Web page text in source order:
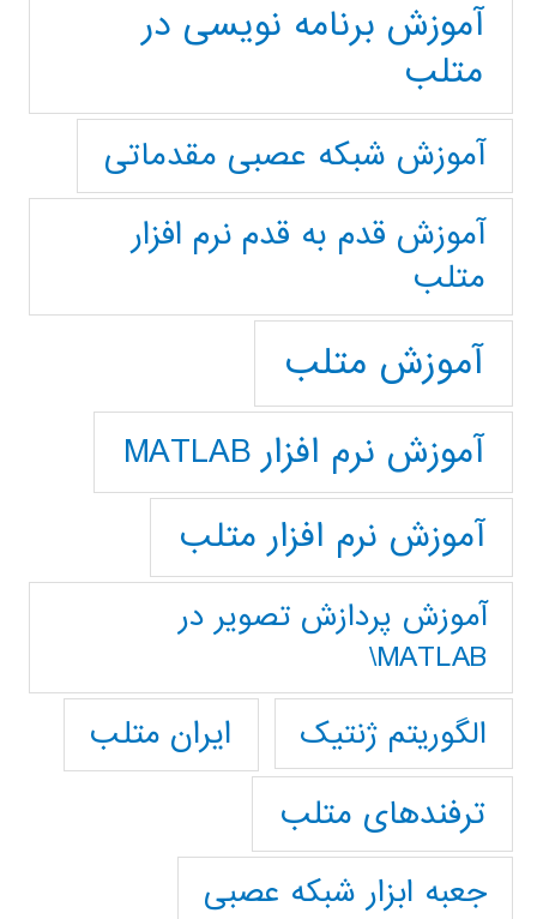
آموزش برنامه نویسی در
متلب
آموزش شبکه عصبی مقدماتی
آموزش قدم به قدم نرم افزار
متلب
آموزش متلب
آموزش نرم افزار MATLAB
آموزش نرم افزار متلب
آموزش پردازش تصوير در
MATLAB\
الگوریتم ژنتیک
ایران متلب
ترفندهای متلب
جعبه ابزار شبکه عصبی